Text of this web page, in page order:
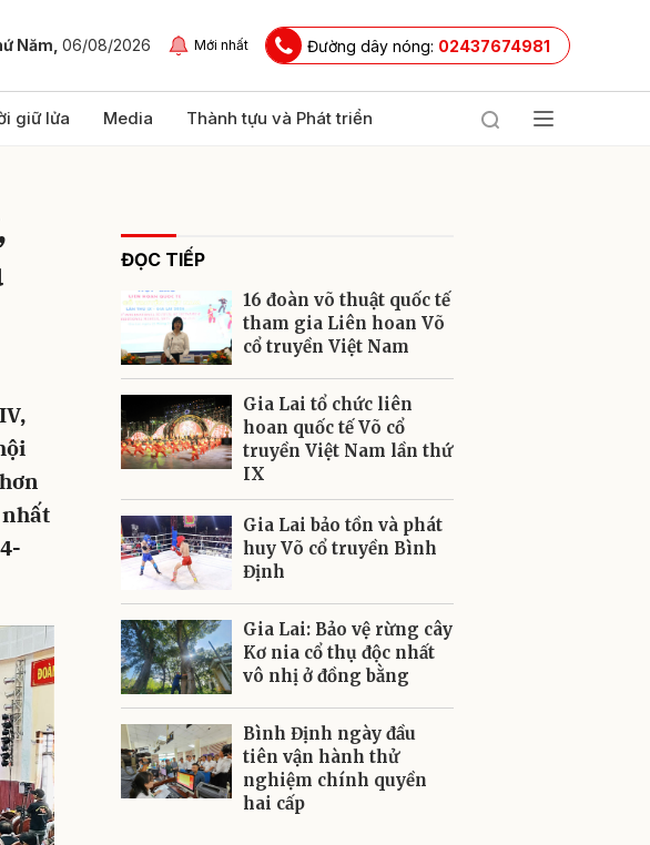
Năm, 06/08/2026 Mới nhất Đường dây nóng: 02437674981
giữ lửa Media Thành tựu và Phát triển
nhất
ĐỌC TIẾP
16 đoàn võ thuật quốc tế
tham gia Liên hoan Võ
cổ truyền Việt Nam
Gia Lai tổ chức liên
hoan quốc tế Võ cổ
truyền Việt Nam lần thứ
IX
Gia Lai bảo tồn và phát
huy Võ cổ truyền Bình
Định
Gia Lai: Bảo vệ rừng cây
Kơ nia cổ thụ độc nhất
vô nhị ở đồng bằng
Bình Định ngày đầu
tiên vận hành thử
nghiệm chính quyền
hai cấp
Gửi